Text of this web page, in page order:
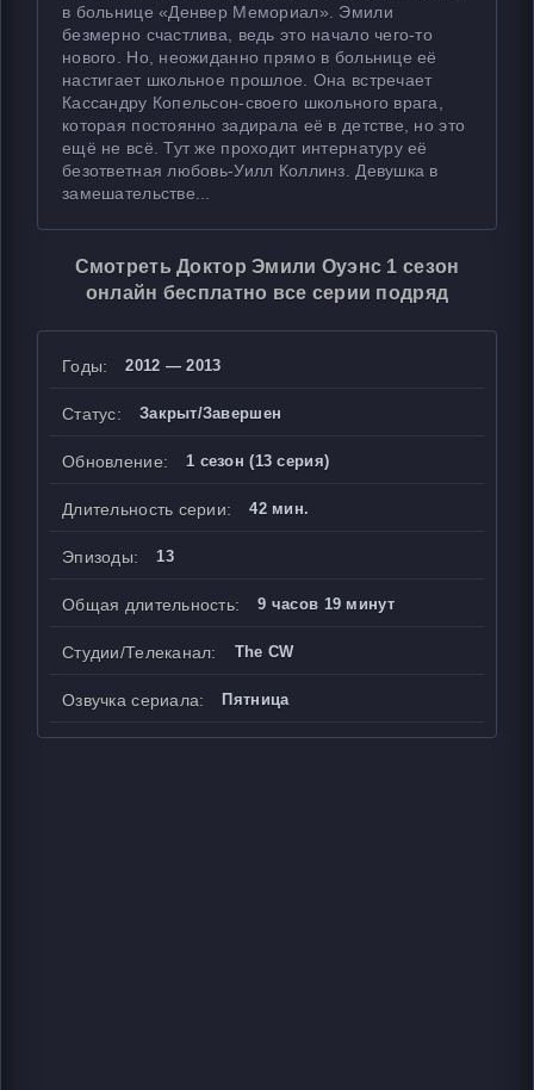
в больнице «Денвер Мемориал». Эмили
безмерно счастлива, ведь это начало чего-то
нового. Но, неожиданно прямо в больнице её
настигает школьное прошлое. Она встречает
Кассандру Копельсон-своего школьного врага,
которая постоянно задирала её в детстве, но это
ещё не всё. Тут же проходит интернатуру её
безответная любовь-Уилл Коллинз. Девушка в
замешательстве...
Смотреть Доктор Эмили Оуэнс 1 сезон
онлайн бесплатно все серии подряд
Годы: 2012 — 2013
Статус: Закрыт/Завершен
Обновление: 1 сезон (13 серия)
Длительность серии: 42 мин.
Эпизоды: 13
Общая длительность: 9 часов 19 минут
Студии/Телеканал: The CW
Озвучка сериала: Пятница